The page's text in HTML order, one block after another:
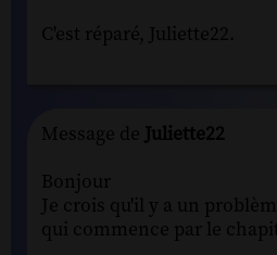
C'est réparé, Juliette22.
Message de Juliette22
Bonjour
Je crois qu'il y a un
qui commence par le